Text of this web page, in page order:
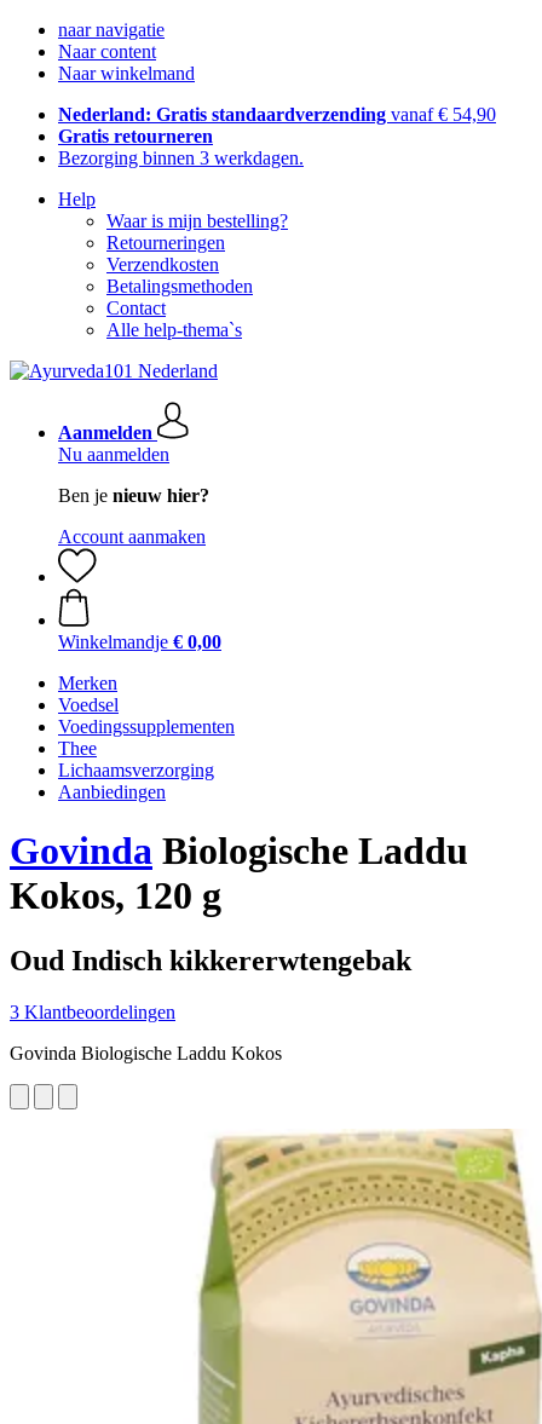
naar navigatie
Naar content
Naar winkelmand
Nederland: Gratis standaardverzending vanaf € 54,90
Gratis retourneren
Bezorging binnen 3 werkdagen.
Help
Waar is mijn bestelling?
Retourneringen
Verzendkosten
Betalingsmethoden
Contact
Alle help-thema`s
Aanmelden
Nu aanmelden
Ben je nieuw hier?
Account aanmaken
Winkelmandje € 0,00
Merken
Voedsel
Voedingssupplementen
Thee
Lichaamsverzorging
Aanbiedingen
Govinda Biologische Laddu
Kokos, 120 g
Oud Indisch kikkererwtengebak
3 Klantbeoordelingen
Govinda Biologische Laddu Kokos